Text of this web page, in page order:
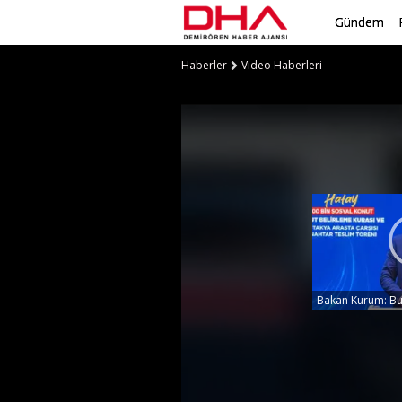
Gündem
Haberler Video Haberleri
Bakan Kurum: